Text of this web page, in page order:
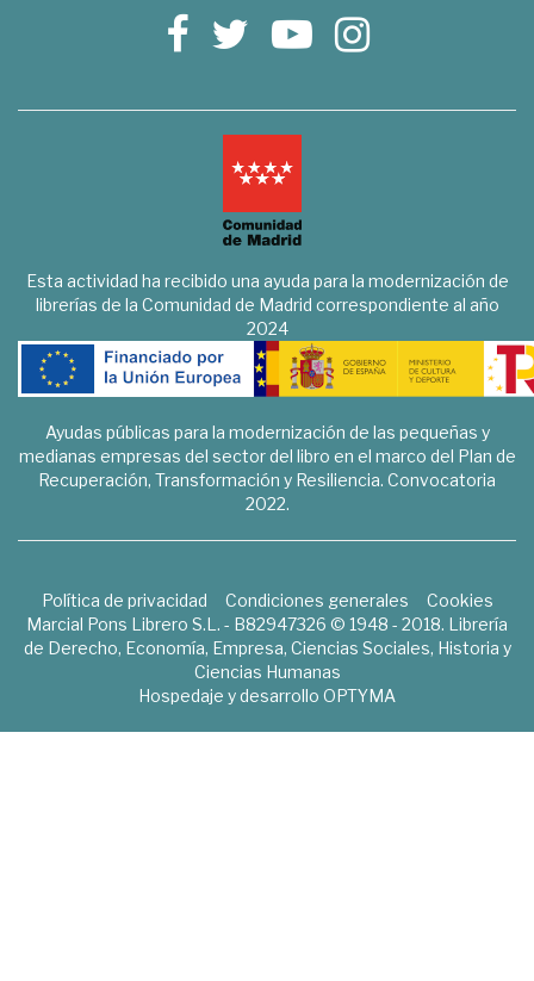
Esta actividad ha recibido una ayuda para la modernización de
librerías de la Comunidad de Madrid correspondiente al año
2024
Ayudas públicas para la modernización de las pequeñas y
medianas empresas del sector del libro en el marco del Plan de
Recuperación, Transformación y Resiliencia. Convocatoria
2022.
Política de privacidad Condiciones generales
Cookies
Marcial Pons Librero S.L. - B82947326 © 1948 - 2018. Librería
de Derecho, Economía, Empresa, Ciencias Sociales, Historia y
Ciencias Humanas
Hospedaje y desarrollo OPTYMA